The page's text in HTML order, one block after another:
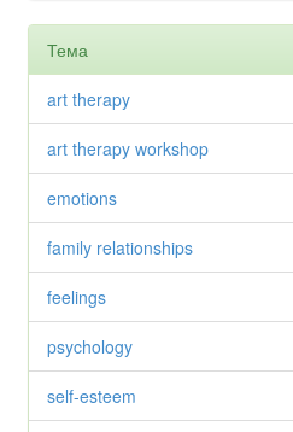
Тема
art therapy
art therapy workshop
emotions
family relationships
feelings
psychology
self-esteem